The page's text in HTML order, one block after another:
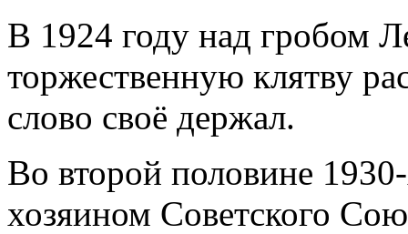
В 1924 году над гробом
торжественную клятву
слово своё держал.
Во второй половине
хозяином Советского